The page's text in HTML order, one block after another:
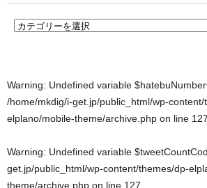
Warning: Undefined variable
/home/mkdig/i-get.jp/public_html/wp-content/
elplano/mobile-theme/archive.php on line 127
Warning: Undefined variable
get.jp/public_html/wp-content/themes/dp-
theme/archive.php on line 127